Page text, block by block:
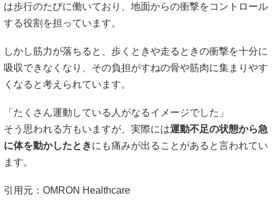
は歩行のたびに働いており、地面からの衝撃をコントロール
する役割を担っています。
しかし筋力が落ちると、歩くときや走るときの衝撃を十分に
吸収できなくなり、その負担がすねの骨や筋肉に集まりやす
くなると考えられています。
「たくさん運動している人がなるイメージでした」
そう思われる方もいますが、実際には運動不足の状態から急
に体を動かしたときにも痛みが出ることがあると言われてい
ます。
引用元：OMRON Healthcare